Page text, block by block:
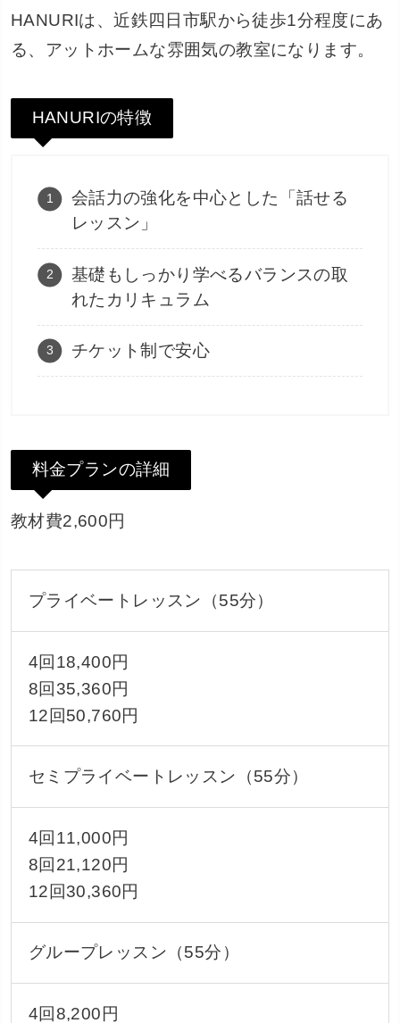
HANURIは、近鉄四日市駅から徒歩1分程度にあ
る、アットホームな雰囲気の教室になります。
HANURIの特徴
会話力の強化を中心とした「話せる
レッスン」
基礎もしっかり学べるバランスの取
れたカリキュラム
チケット制で安心
料金プランの詳細
教材費2,600円
プライベートレッスン（55分）
4回18,400円
8回35,360円
12回50,760円
セミプライベートレッスン（55分）
4回11,000円
8回21,120円
12回30,360円
グループレッスン（55分）
4回8,200円